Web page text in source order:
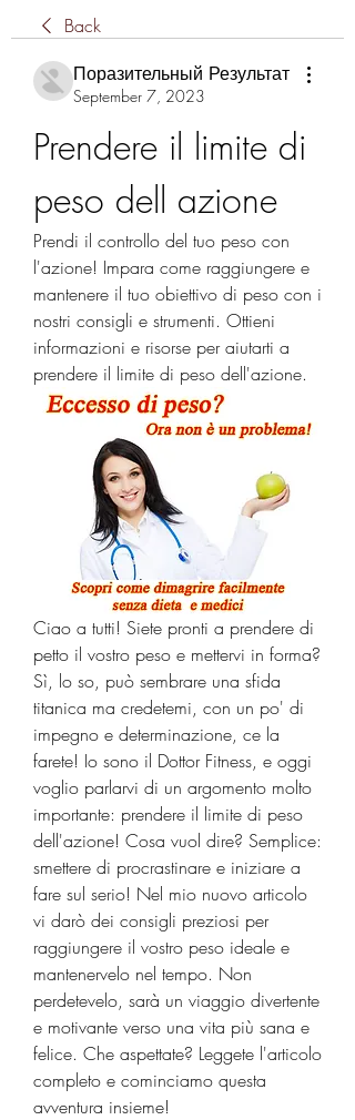
Back
Поразительный Результат
September 7, 2023
Prendere il limite di
peso dell azione
Prendi il controllo del tuo peso con
l'azione! Impara come raggiungere e
mantenere il tuo obiettivo di peso con i
nostri consigli e strumenti. Ottieni
informazioni e risorse per aiutarti a
prendere il limite di peso dell'azione.
Ciao a tutti! Siete pronti a prendere di
petto il vostro peso e mettervi in forma?
Sì, lo so, può sembrare una sfida
titanica ma credetemi, con un po' di
impegno e determinazione, ce la
farete! Io sono il Dottor Fitness, e oggi
voglio parlarvi di un argomento molto
importante: prendere il limite di peso
dell'azione! Cosa vuol dire? Semplice:
smettere di procrastinare e iniziare a
fare sul serio! Nel mio nuovo articolo
vi darò dei consigli preziosi per
raggiungere il vostro peso ideale e
mantenervelo nel tempo. Non
perdetevelo, sarà un viaggio divertente
e motivante verso una vita più sana e
felice. Che aspettate? Leggete l'articolo
completo e cominciamo questa
avventura insieme!